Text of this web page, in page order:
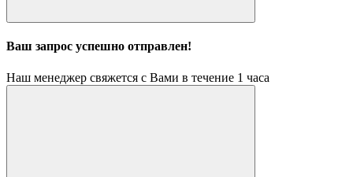
Ваш запрос успешно отправлен!
Наш менеджер свяжется с Вами в течение 1 часа